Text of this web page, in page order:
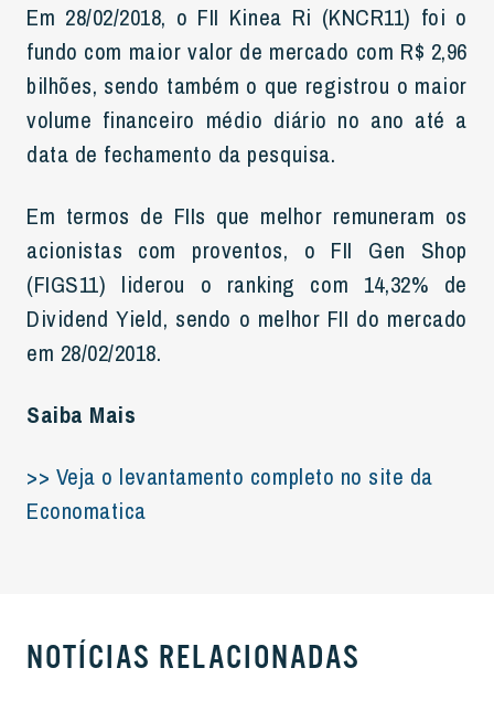
Em 28/02/2018, o FII Kinea Ri (KNCR11) foi o
fundo com maior valor de mercado com R$ 2,96
bilhões, sendo também o que registrou o maior
volume financeiro médio diário no ano até a
data de fechamento da pesquisa.
Em termos de FIIs que melhor remuneram os
acionistas com proventos, o FII Gen Shop
(FIGS11) liderou o ranking com 14,32% de
Dividend Yield, sendo o melhor FII do mercado
em 28/02/2018.
Saiba Mais
>> Veja o levantamento completo no site da
Economatica
NOTÍCIAS RELACIONADAS